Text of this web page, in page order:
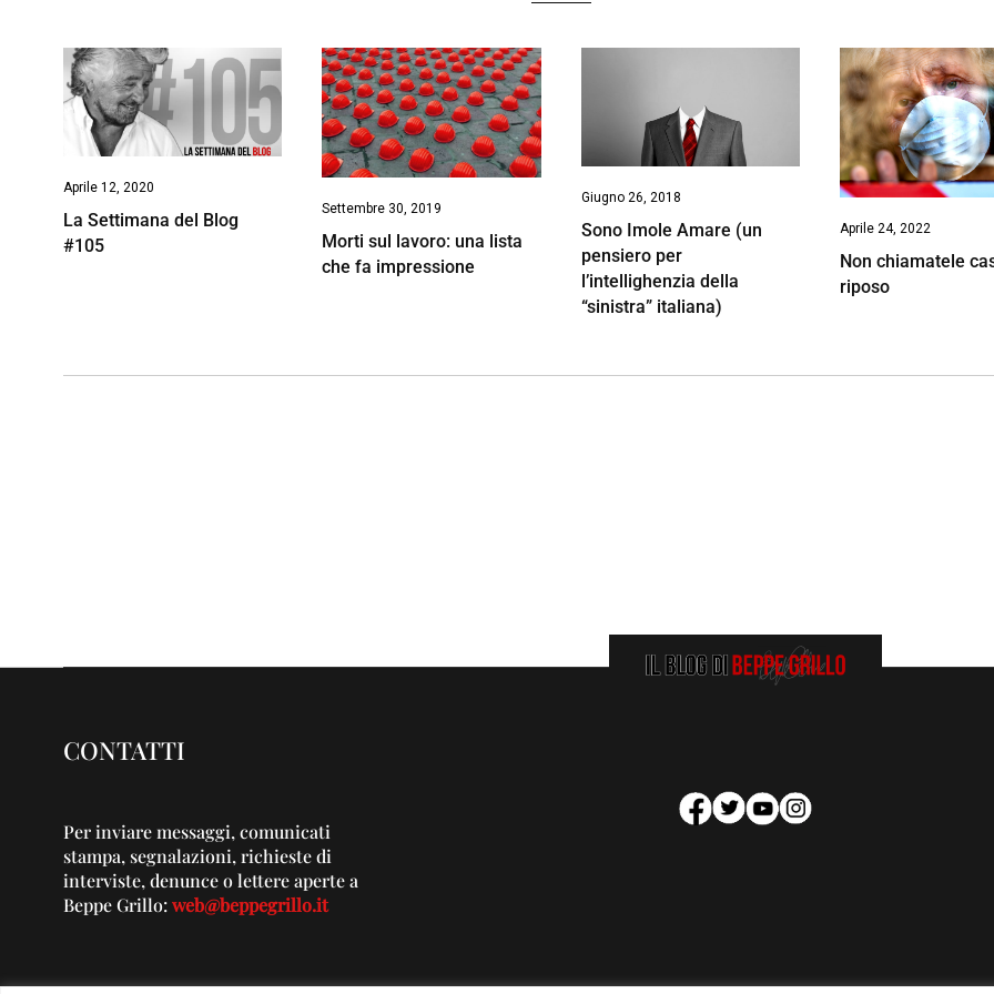
Aprile 12, 2020
La Settimana del Blog
#105
Settembre 30, 2019
Morti sul lavoro: una lista
che fa impressione
Giugno 26, 2018
Sono Imole Amare (un
pensiero per
l’intellighenzia della
“sinistra” italiana)
Aprile 24, 2022
Non chiamatele
riposo
CONTATTI
Per inviare messaggi, comunicati
stampa, segnalazioni, richieste di
interviste, denunce o lettere aperte a
Beppe Grillo:web@beppegrillo.it